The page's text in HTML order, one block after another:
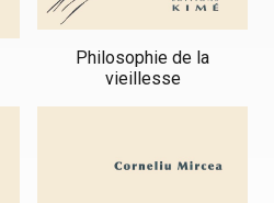
Philosophie de la
vieillesse